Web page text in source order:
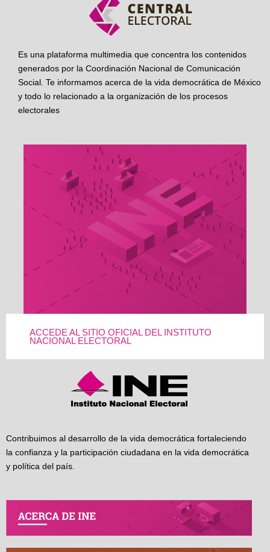
Es una plataforma multimedia que concentra los contenidos
generados por la Coordinación Nacional de Comunicación
Social. Te informamos acerca de la vida democrática de México
y todo lo relacionado a la organización de los procesos
electorales
ACCEDE AL SITIO OFICIAL DEL INSTITUTO
NACIONAL ELECTORAL
Contribuimos al desarrollo de la vida democrática fortaleciendo
la confianza y la participación ciudadana en la vida democrática
y política del país.